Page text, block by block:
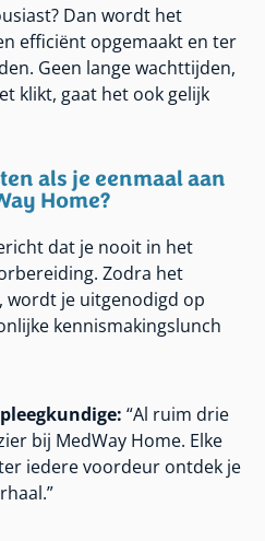
Dan wordt het
efficiënt opgemaakt en ter
Geen lange wachttijden,
klikt, gaat het ook gelijk
als je eenmaal aan
Home?
dat je nooit in het
Zodra het
je uitgenodigd op
kennismakingslunch
“Al ruim drie
bij MedWay Home. Elke
iedere voordeur ontdek je